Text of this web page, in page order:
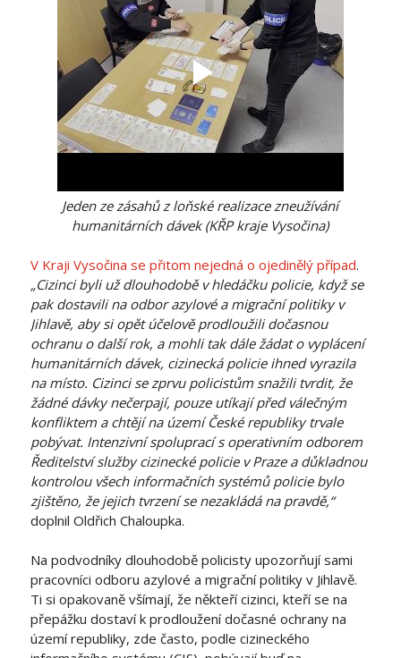
Jeden ze zásahů zloňské realizace zneužívání
humanitárních dávek (KŘP kraje Vysočina)
V Kraji Vysočina se přitom nejedná o ojedinělý případ.
„Cizinci byli už dlouhodobě v hledáčku policie, když se
pak dostavili na odbor azylové a migrační politiky v
Jihlavě, aby si opět účelově prodloužili dočasnou
ochranu o další rok, a mohli tak dále žádat o vyplácení
humanitárních dávek, cizinecká policie ihned vyrazila
na místo. Cizinci se zprvu policistům snažili tvrdit, že
žádné dávky nečerpají, pouze utíkají před válečným
konfliktem a chtějí na území České republiky trvale
pobývat. Intenzivní spoluprací s operativním odborem
Ředitelství služby cizinecké policie v Praze a důkladnou
kontrolou všech informačních systémů policie bylo
zjištěno, že jejich tvrzení se nezakládá na pravdě,“
doplnil Oldřich Chaloupka.
Na podvodníky dlouhodobě policisty upozorňují sami
pracovníci odboru azylové a migrační politiky v Jihlavě.
Ti si opakovaně všímají, že někteří cizinci, kteří se na
přepážku dostaví k prodloužení dočasné ochrany na
území republiky, zde často, podle cizineckého